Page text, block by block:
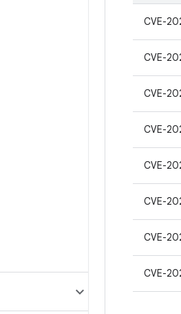
CVE-
CVE-
CVE-
CVE-
CVE-
CVE-
CVE-
CVE-